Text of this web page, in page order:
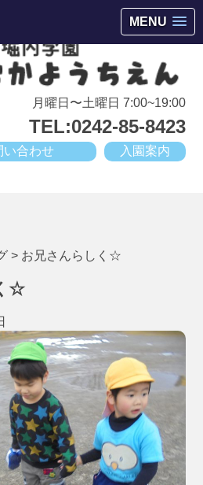
MENU
月曜日〜土曜日 7:00~19:00
TEL:0242-85-8423
入園案内
い合わせ
> お兄さんらしく☆
☆